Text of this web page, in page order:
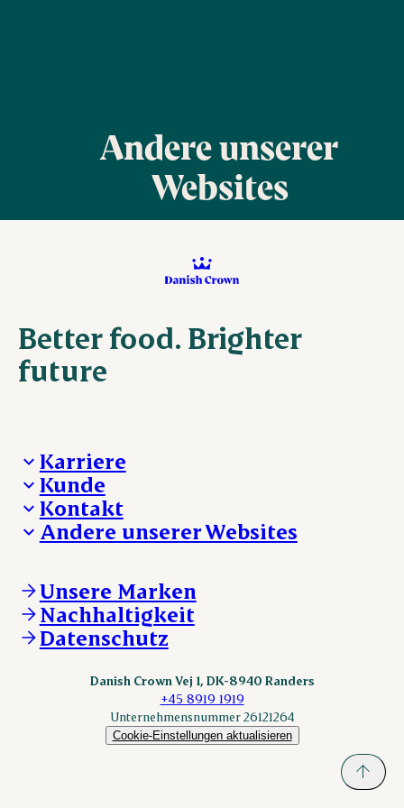
Andere unserer
Websites
Better food. Brighter
future
Karriere
Deine Karriere bei Danish Crown
Aktuelle Jobangebote
Danish Crown
Kunde
Was wir anbieten
Lebensmittelsicherheit
Kontakt
Aktuelles und Presse
Sonstige Anfragen
Andere unserer Websites
DAT-Schaub.com
ESS-FOOD.com
KLS.se
nordicspoor.com
sokolow.pl
Unsere Marken
Nachhaltigkeit
Datenschutz
Danish Crown Vej 1, DK-8940 Randers
+45 8919 1919
Unternehmensnummer 26121264
Cookie-Einstellungen aktualisieren